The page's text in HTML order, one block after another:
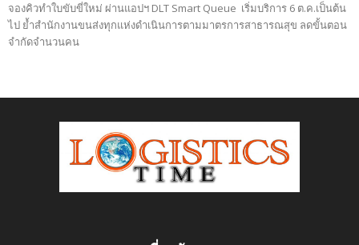
จองคิวทำใบขับขี่ใหม่ ผ่านแอปฯ DLT Smart Queue เริ่มบริการ 6 ต.ค.เป็นต้น
ไป ย้ำสำนักงานขนส่งทุกแห่งดำเนินการตามมาตรการสาธารณสุข ลดขั้นตอน
จำกัดจำนวนคน